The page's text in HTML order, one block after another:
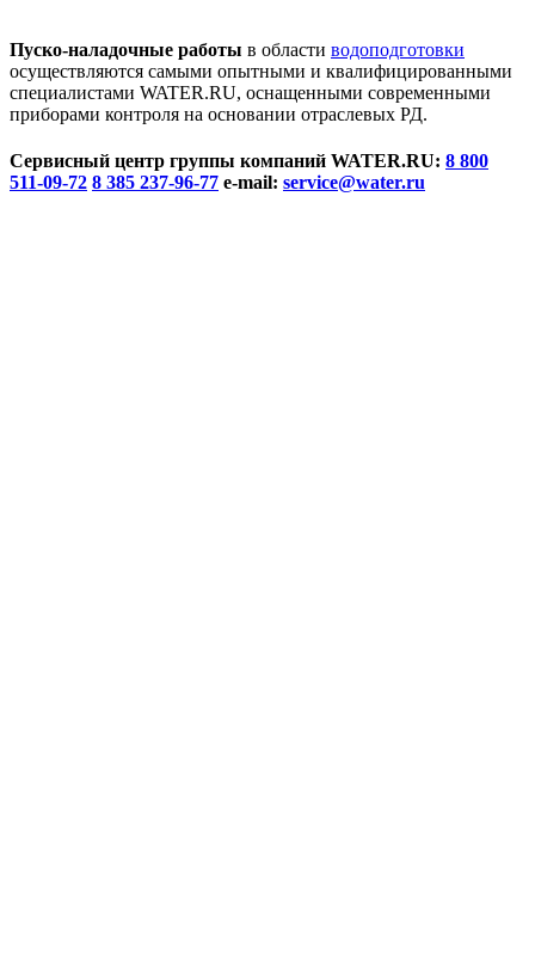
Пуско-наладочные работы в области водоподготовки
осуществляются самыми опытными и квалифицированными
специалистами WATER.RU, оснащенными современными
приборами контроля на основании отраслевых РД.
Сервисный центр группы компаний WATER.RU: 8 800
511-09-72 8 385 237-96-77 e-mail: service@water.ru